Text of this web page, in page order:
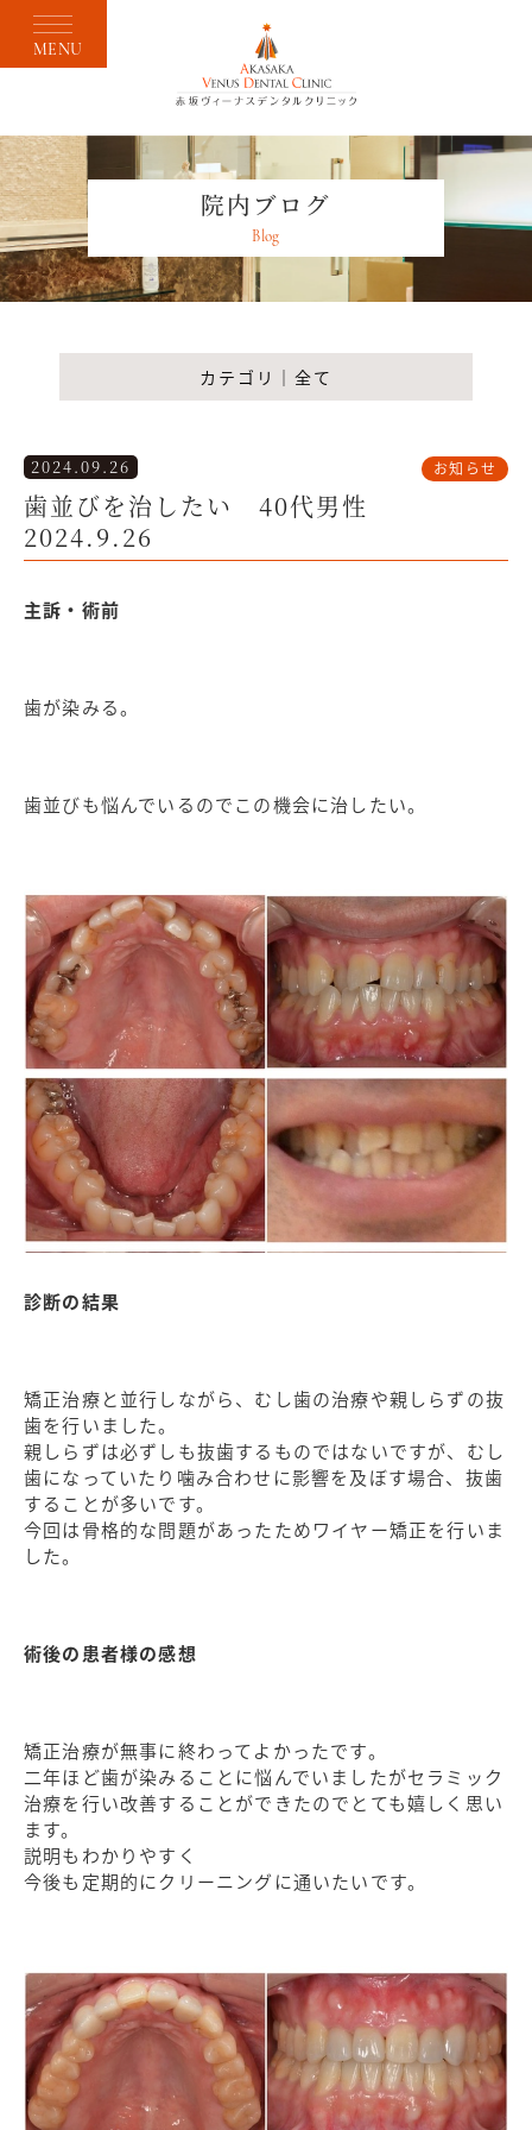
MENU
院内ブログ
Blog
カテゴリ｜全て
2024.09.26
歯並びを治したい 40代男性
2024.9.26
お知らせ
主訴・術前
歯が染みる。
歯並びも悩んでいるのでこの機会に治したい。
診断の結果
矯正治療と並行しながら、むし歯の治療や親しらずの抜
歯を行いました。
親しらずは必ずしも抜歯するものではないですが、むし
歯になっていたり噛み合わせに影響を及ぼす場合、抜歯
することが多いです。
今回は骨格的な問題があったためワイヤー矯正を行いま
した。
術後の患者様の感想
矯正治療が無事に終わってよかったです。
二年ほど歯が染みることに悩んでいましたがセラミック
治療を行い改善することができたのでとても嬉しく思い
ます。
説明もわかりやすく
今後も定期的にクリーニングに通いたいです。